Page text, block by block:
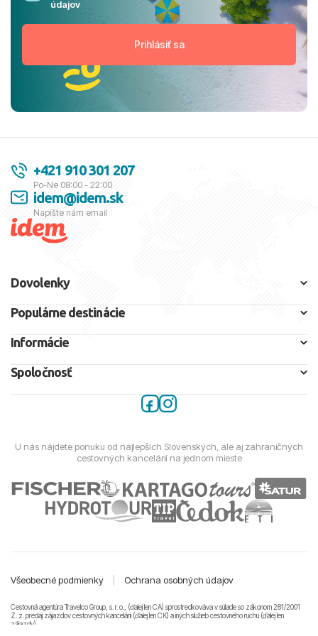
údajov
+421 910 301 207
Po-Ne 08:00 - 22:00
idem@idem.sk
Napíšte nám email
Dovolenky
Populárne destinácie
Informácie
Spoločnosť
U nás nájdete ponuku od najlepších Slovenských, ale aj zahraničných
cestovných kancelárií na jednom mieste
Všeobecné podmienky Ochrana osobných údajov
Cestovná agentúra Travelco Group, s. r. o., (ďalej len CA) sprostredkováva v súlade so zákonom 281/2001
Z. z. predaj zájazdov cestovných kancelárii (ďalej len CK) a iných služieb cestovného ruchu (ďalej len
zájazdy).